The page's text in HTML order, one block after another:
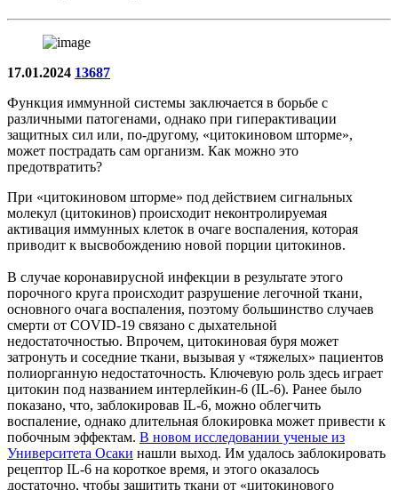
17.01.2024 13687
Функция иммунной системы заключается в борьбе с
различными патогенами, однако при гиперактивации
защитных сил или, по-другому, «цитокиновом шторме»,
может пострадать сам организм. Как можно это
предотвратить?
При «цитокиновом шторме» под действием сигнальных
молекул (цитокинов) происходит неконтролируемая
активация иммунных клеток в очаге воспаления, которая
приводит к высвобождению новой порции цитокинов.
В случае коронавирусной инфекции в результате этого
порочного круга происходит разрушение легочной ткани,
основного очага воспаления, поэтому большинство случаев
смерти от COVID-19 связано с дыхательной
недостаточностью. Впрочем, цитокиновая буря может
затронуть и соседние ткани, вызывая у «тяжелых» пациентов
полиорганную недостаточность. Ключевую роль здесь играет
цитокин под названием интерлейкин-6 (IL-6). Ранее было
показано, что, заблокировав IL-6, можно облегчить
воспаление, однако длительная блокировка может привести к
побочным эффектам. В новом исследовании ученые из
Университета Осаки нашли выход. Им удалось заблокировать
рецептор IL-6 на короткое время, и этого оказалось
достаточно, чтобы защитить ткани от «цитокинового